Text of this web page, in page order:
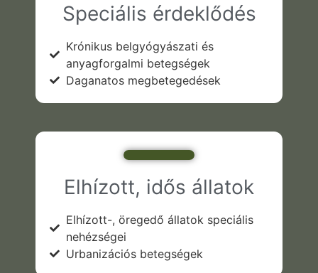
Speciális érdeklődés
Krónikus belgyógyászati és
anyagforgalmi betegségek
Daganatos megbetegedések
Elhízott, idős állatok
Elhízott-, öregedő állatok speciális
nehézségei
Urbanizációs betegségek